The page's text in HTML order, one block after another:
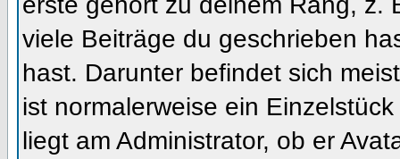
viele Beiträge du geschrieben
hast. Darunter befindet sich
ist normalerweise ein
liegt am Administrator, ob er